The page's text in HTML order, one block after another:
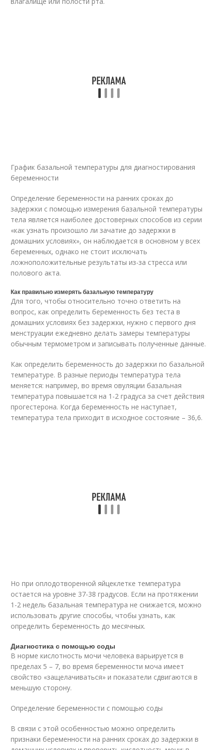
График базальной температуры для диагностирования
беременности
Определение беременности на ранних сроках до
задержки с помощью измерения базальной температуры
тела является наиболее достоверных способов из серии
«как узнать произошло ли зачатие до задержки в
домашних условиях», он наблюдается в основном у всех
беременных, однако не стоит исключать
ложноположительные результаты из-за стресса или
полового акта.
Как правильно измерять базальную температуру
Для того, чтобы относительно точно ответить на
вопрос, как определить беременность без теста в
домашних условиях без задержки, нужно с первого дня
менструации ежедневно делать замеры температуры
обычным термометром и записывать полученные данные.
Как определить беременность до задержки по базальной
температуре. В разные периоды температура тела
меняется: например, во время овуляции базальная
температура повышается на 1-2 градуса за счет действия
прогестерона. Когда беременность не наступает,
температура тела приходит в исходное состояние – 36,6.
Но при оплодотворенной яйцеклетке температура
остается на уровне 37-38 градусов. Если на протяжении
1-2 недель базальная температура не снижается, можно
использовать другие способы, чтобы узнать, как
определить беременность до месячных.
Диагностика с помощью соды
В норме кислотность мочи человека варьируется в
пределах 5 – 7, во время беременности моча имеет
свойство «защелачиваться» и показатели сдвигаются в
меньшую сторону.
Определение беременности с помощью соды
В связи с этой особенностью можно определить
признаки беременности на ранних сроках до задержки в